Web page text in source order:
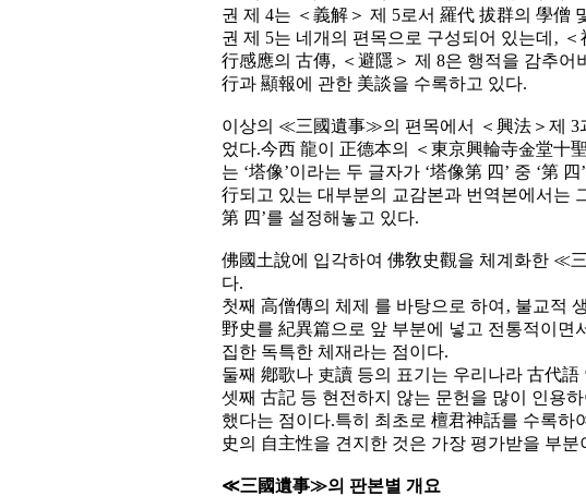
권 제 4는 ＜義解＞ 제 5로서 羅代 拔群의 學僧
권 제 5는 네개의 편목으로 구성되어 있는데‚
行感應의 古傳‚ ＜避隱＞ 제 8은 행적을 감추
行과 顯報에 관한 美談을 수록하고 있다.
이상의 ≪三國遺事≫의 편목에서 ＜興法＞제 3
었다.今西 龍이 正德本의 ＜東京興輪寺金堂十
는 ‘塔像’이라는 두 글자가 ‘塔像第 四’ 중 ‘第
行되고 있는 대부분의 교감본과 번역본에서는
第 四’를 설정해놓고 있다.
佛國土說에 입각하여 佛敎史觀을 체계화한 ≪
다.
첫째 高僧傳의 체제 를 바탕으로 하여‚ 불교적
野史를 紀異篇으로 앞 부분에 넣고 전통적이면
집한 독특한 체재라는 점이다.
둘째 鄕歌나 吏讀 등의 표기는 우리나라 古代
셋째 古記 등 현전하지 않는 문헌을 많이 인용
했다는 점이다.특히 최초로 檀君神話를 수록
史의 自主性을 견지한 것은 가장 평가받을 부
≪三國遺事≫의 판본별 개요